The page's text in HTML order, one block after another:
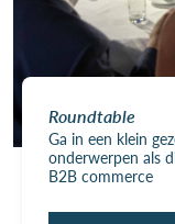
Roundtable
Ga in een klein
onderwerpen als
B2B commerce